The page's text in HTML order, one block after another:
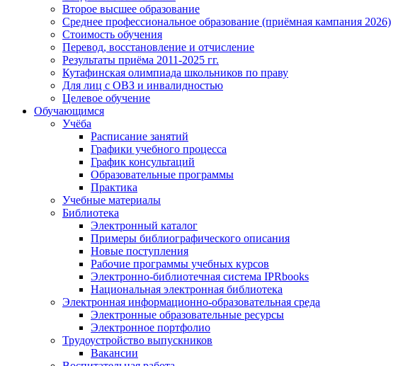
Второе высшее образование
Среднее профессиональное образование (приёмная кампания 2026)
Стоимость обучения
Перевод, восстановление и отчисление
Результаты приёма 2011-2025 гг.
Кутафинская олимпиада школьников по праву
Для лиц с ОВЗ и инвалидностью
Целевое обучение
Обучающимся
Учёба
Расписание занятий
Графики учебного процесса
График консультаций
Образовательные программы
Практика
Учебные материалы
Библиотека
Электронный каталог
Примеры библиографического описания
Новые поступления
Рабочие программы учебных курсов
Электронно-библиотечная система IPRbooks
Национальная электронная библиотека
Электронная информационно-образовательная среда
Электронные образовательные ресурсы
Электронное портфолио
Трудоустройство выпускников
Вакансии